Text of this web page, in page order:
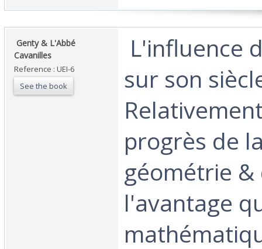
‎ Genty & L'Abbé
Cavanilles‎
Reference : UEI-6
See the book
L'influence
sur son
progrès de
géométrie
l'avantage